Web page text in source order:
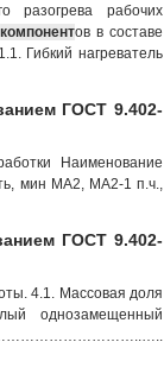
разогрева рабочих
компонентов в составе
Гибкий нагреватель
ГОСТ 9.402-
Наименование
мин MA2, MA2-1 п.ч.,
ГОСТ 9.402-
4.1. Массовая доля
однозамещенный